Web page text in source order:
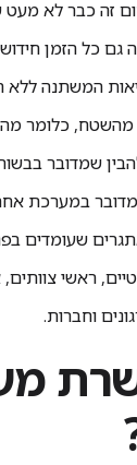
זה כבר לא מעט
כל הזמן
המשתנה ללא
מהשטח, כלומר
שמדובר
במערכת
שעומדים
ראשי
וחברות.